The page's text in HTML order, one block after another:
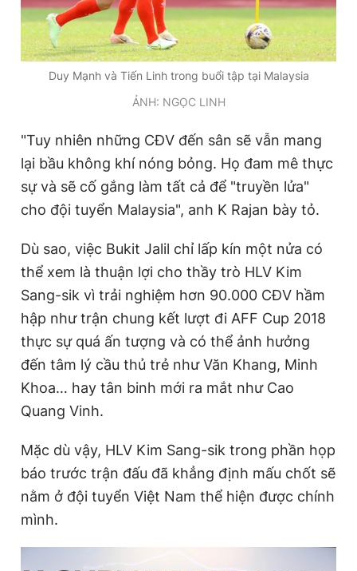
Duy Mạnh và Tiến Linh trong buổi tập tại Malaysia
ẢNH: NGỌC LINH
"Tuy nhiên những CĐV đến sân sẽ vẫn mang
lại bầu không khí nóng bỏng. Họ đam mê thực
sự và sẽ cố gắng làm tất cả để "truyền lửa"
cho đội tuyển Malaysia", anh K Rajan bày tỏ.
Dù sao, việc Bukit Jalil chỉ lấp kín một nửa có
thể xem là thuận lợi cho thầy trò HLV Kim
Sang-sik vì trải nghiệm hơn 90.000 CĐV hầm
hập như trận chung kết lượt đi AFF Cup 2018
thực sự quá ấn tượng và có thể ảnh hưởng
đến tâm lý cầu thủ trẻ như Văn Khang, Minh
Khoa… hay tân binh mới ra mắt như Cao
Quang Vinh.
Mặc dù vậy, HLV Kim Sang-sik trong phần họp
báo trước trận đấu đã khẳng định mấu chốt sẽ
nằm ở đội tuyển Việt Nam thể hiện được chính
mình.